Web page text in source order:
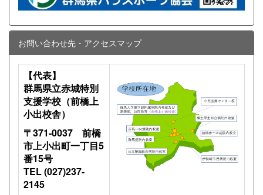
お問い合わせ先・アクセスマップ
【代表】
群馬県立赤城特別
支援学校（前橋上
小出校舎）
〒371-0037 前橋
市上小出町一丁目5
番15号
TEL (027)237-
2145